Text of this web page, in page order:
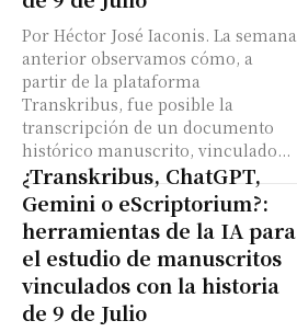
Por Héctor José Iaconis. La semana
anterior observamos cómo, a
partir de la plataforma
Transkribus, fue posible la
transcripción de un documento
histórico manuscrito, vinculado...
¿Transkribus, ChatGPT,
Gemini o eScriptorium?:
herramientas de la IA para
el estudio de manuscritos
vinculados con la historia
de 9 de Julio